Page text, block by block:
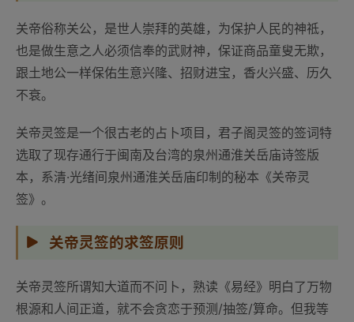
关帝俗称关公，是世人崇拜的英雄，为保护人民的神祗，
也是做生意之人必须信奉的武财神，保证商品童叟无欺，
跟土地公一样保佑生意兴隆、招财进宝，香火兴盛、历久
不衰。
关帝灵签是一个很古老的占卜项目，君子阁灵签的签词特
选取了现存通行于闽南及台湾的泉州通淮关岳庙诗签版
本，系清·光绪间泉州通淮关岳庙印制的秘本《关帝灵
签》。
关帝灵签的求签原则
关帝灵签所谓知大道而不问卜，熟读《易经》明白了万物
根源和人间正道，就不会贪恋于预测/抽签/算命。但我等